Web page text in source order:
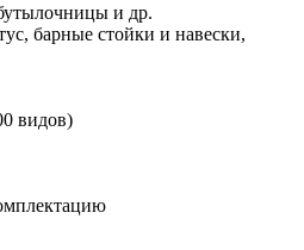
и др.
барные стойки и навески,
видов)